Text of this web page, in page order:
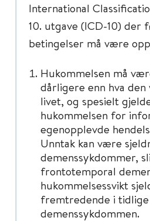
International
10. utgave (ICD-10) der
betingelser må være
Hukommelsen må
dårligere enn hva
livet, og spesielt
hukommelsen for
egenopplevde
Unntak kan være
demenssykdommer,
frontotemporal
hukommelsessvikt
fremtredende i
demenssykdommen.